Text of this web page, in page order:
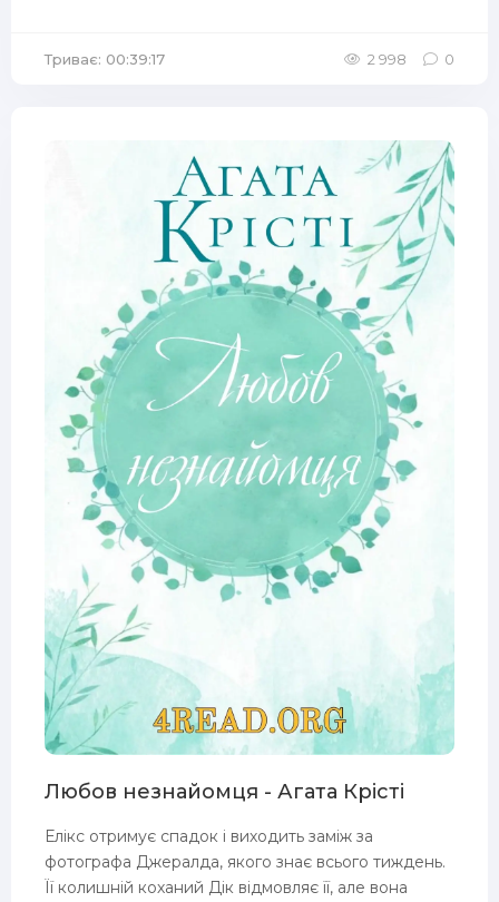
Триває: 00:39:17 2 998 0
Любов незнайомця - Агата Крісті
Елікс отримує спадок і виходить заміж за
фотографа Джералда, якого знає всього тиждень.
Її колишній коханий Дік відмовляє її, але вона